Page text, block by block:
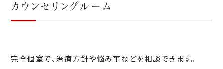
カウンセリングルーム
完全個室で、治療方針や悩み事などを相談できます。